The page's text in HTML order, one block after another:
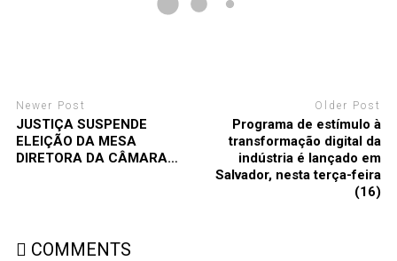
Newer Post
JUSTIÇA SUSPENDE
ELEIÇÃO DA MESA
DIRETORA DA CÂMARA…
Older Post
Programa de estímulo à
transformação digital da
indústria é lançado em
Salvador, nesta terça-feira
(16)
COMMENTS